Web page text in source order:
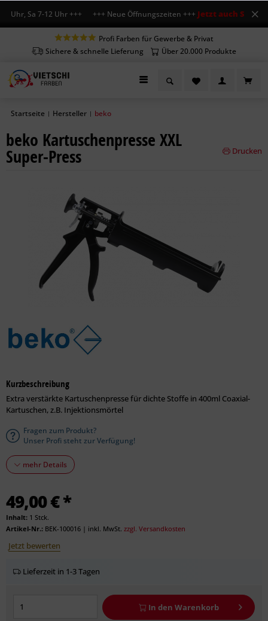
Uhr, Sa 7-12 Uhr +++ +++ Neue Öffnungszeiten +++Jetzt auch Sa
Profi Farben für Gewerbe & Privat
Sichere & schnelle Lieferung
Über 20.000 Produkte
Startseite | Hersteller | beko
beko Kartuschenpresse XXL
Super-Press Drucken
Kurzbeschreibung
Extra verstärkte Kartuschenpresse für dichte Stoffe in 400ml Coaxial-
Kartuschen, z.B. Injektionsmörtel
Fragen zum Produkt?
Unser Profi steht zur Verfügung!
mehr Details
49,00 € *
Inhalt: 1 Stck.
Artikel-Nr.: BEK-100016 | inkl. MwSt. zzgl. Versandkosten
Jetzt bewerten
Lieferzeit in 1-3 Tagen
In den Warenkorb